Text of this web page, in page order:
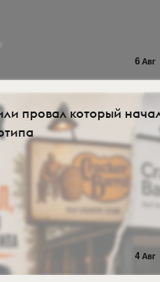
6 Авг
провал который
4 Авг